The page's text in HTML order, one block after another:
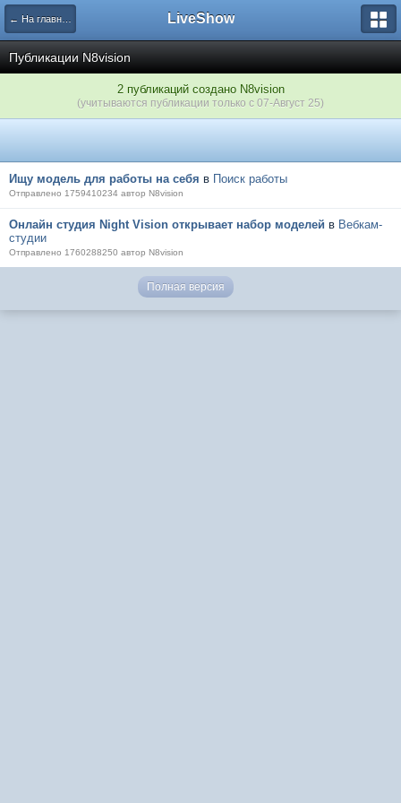
← На главную LiveShow
Публикации N8vision
2 публикаций создано N8vision
(учитываются публикации только с 07-Август 25)
Ищу модель для работы на себя в Поиск работы
Отправлено 1759410234 автор N8vision
Онлайн студия Night Vision открывает набор моделей в Вебкам-
студии
Отправлено 1760288250 автор N8vision
Полная версия